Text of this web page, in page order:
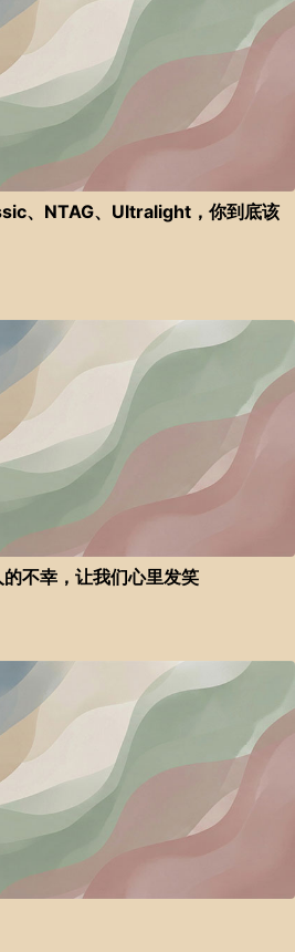
、NTAG、Ultralight，你到底该
不幸，让我们心里发笑